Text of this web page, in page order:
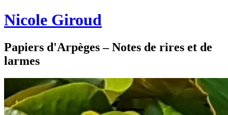
Nicole Giroud
Papiers d'Arpèges – Notes de rires et de
larmes